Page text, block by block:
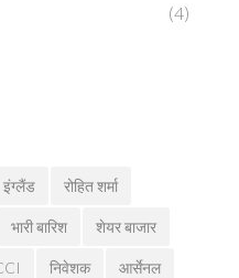
(4)
इंग्लैंड रोहित शर्मा
भारी बारिश शेयर बाजार
निवेशक आर्सेनल